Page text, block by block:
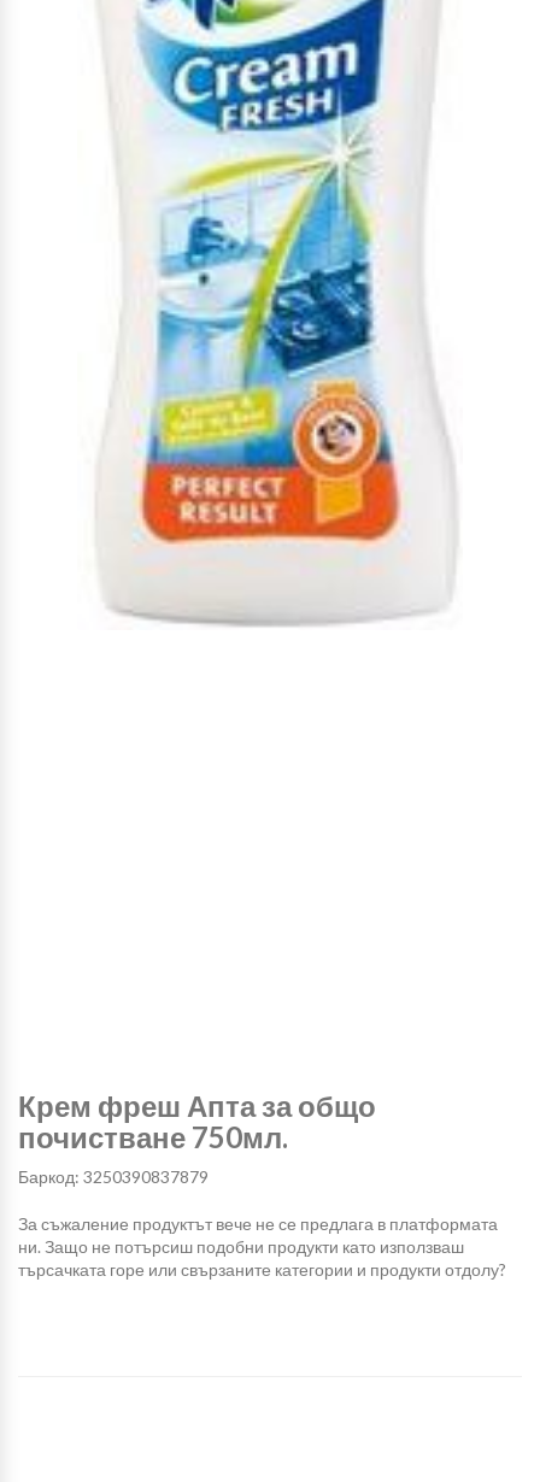
Крем фреш Апта за общо
почистване 750мл.
Баркод: 3250390837879
За съжаление продуктът вече не се предлага в платформата
ни. Защо не потърсиш подобни продукти като използваш
търсачката горе или свързаните категории и продукти отдолу?